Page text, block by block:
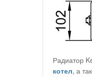
Радиатор
котел, а